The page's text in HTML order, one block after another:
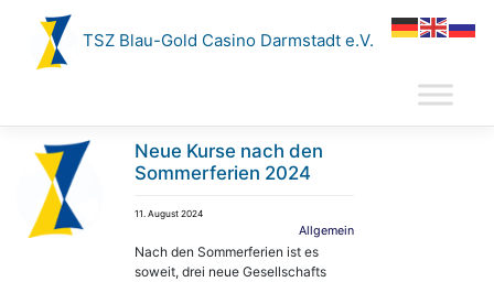
springen
TSZ Blau-Gold Casino Darmstadt e.V.
Neue Kurse nach den
Sommerferien 2024
11. August 2024
Allgemein
Nach den Sommerferien ist es
soweit, drei neue Gesellschafts